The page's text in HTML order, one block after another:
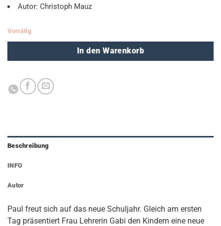
Autor: Christoph Mauz
Vorrätig
In den Warenkorb
Beschreibung
INFO
Autor
Paul freut sich auf das neue Schuljahr. Gleich am ersten
Tag präsentiert Frau Lehrerin Gabi den Kindern eine neue